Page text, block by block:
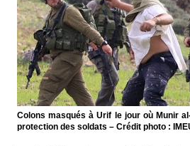
Colons masqués à Urif le jour où Munir
protection des soldats – Crédit photo :